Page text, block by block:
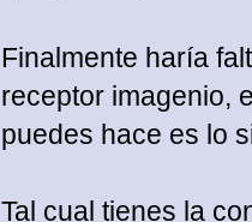
Finalmente haría
receptor imagenio,
puedes hace es lo
Tal cual tienes la